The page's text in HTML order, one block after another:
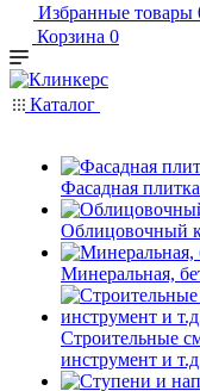
Избранные товары
Корзина 0
Каталог
Фасадная плитка
Облицовочный
Минеральная,
Строительные
инструмент и